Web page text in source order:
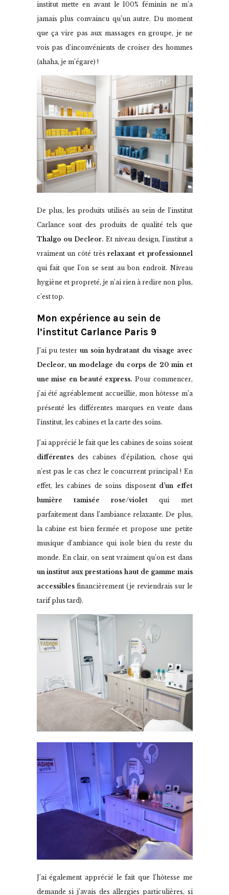
institut mette en avant le 100% féminin ne m’a
jamais plus convaincu qu’un autre. Du moment
que ça vire pas aux massages en groupe, je ne
vois pas d’inconvénients de croiser des hommes
(ahaha, je m’égare) !
De plus, les produits utilisés au sein de l’institut
Carlance sont des produits de qualité tels que
Thalgo ou Decleor. Et niveau design, l’institut a
vraiment un côté trèsrelaxant et professionnel
qui fait que l’on se sent au bon endroit. Niveau
hygiène et propreté, je n’ai rien à redire non plus,
c’est top.
Mon expérience au sein de
l’institut Carlance Paris 9
J’ai pu tester un soin hydratant du visage avec
Decleor, un modelage du corps de 20 min et
une mise en beauté express. Pour commencer,
j’ai été agréablement accueillie, mon hôtesse m’a
présenté les différentes marques en vente dans
l’institut, les cabines et la carte des soins.
J’ai apprécié le fait que les cabines de soins soient
différentesdes cabines d’épilation, chose qui
n’est pas le cas chez le concurrent principal ! En
effet, les cabines de soins disposent d’un effet
lumière tamisée rose/violet qui met
parfaitement dans l’ambiance relaxante. De plus,
la cabine est bien fermée et propose une petite
musique d’ambiance qui isole bien du reste du
monde. En clair, on sent vraiment qu’on est dans
un institut aux prestations haut de gamme mais
accessiblesfinancièrement (je reviendrais sur le
tarif plus tard).
J’ai également apprécié le fait que l’hôtesse me
demande si j’avais des allergies particulières, si